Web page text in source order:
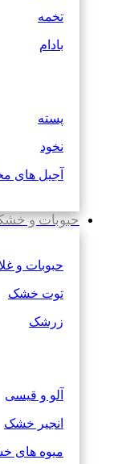
تخمه
بادام
پسته
نخود
آجیل های
حبوبات و
حبوبات و
توت خشک
زرشک
آلو و قیسی
انجیر خشک
میوه های